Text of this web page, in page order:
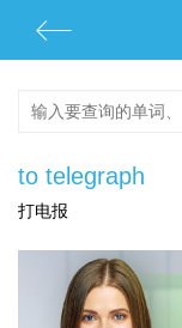
to telegraph
打电报